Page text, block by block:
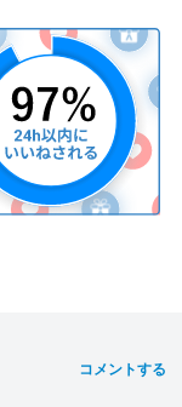
コメントする